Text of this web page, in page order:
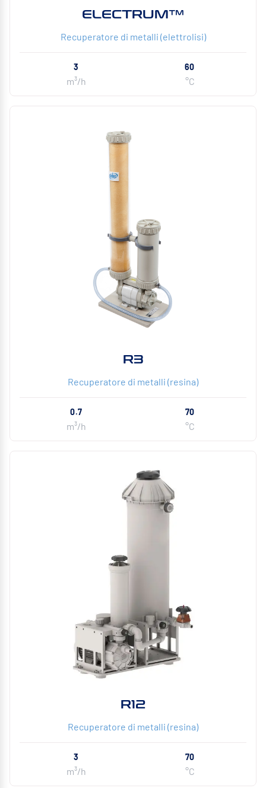
ELECTRUM™
Recuperatore di metalli (elettrolisi)
3
m³/h
60
°C
R3
Recuperatore di metalli (resina)
0.7
m³/h
70
°C
R12
Recuperatore di metalli (resina)
3
m³/h
70
°C